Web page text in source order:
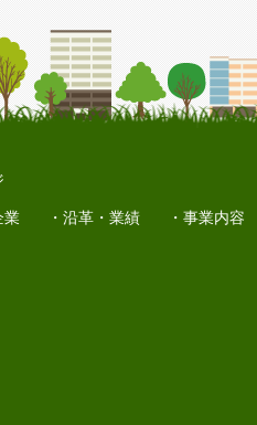
業 沿革・業績 事業内容